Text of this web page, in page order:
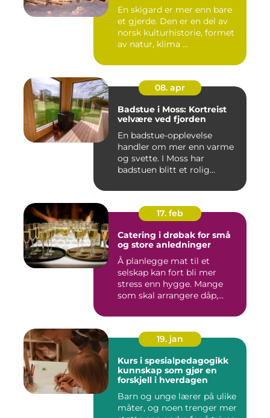
En skigard er mer enn bare
et gjerde. Den er en del av
norsk kulturhistorie, formet
av natur, klima ...
08. apr
Badstue i Moss: Kortreist
velvære ved fjorden
En badstue-opplevelse
handler om mer enn varme
og svette. I Moss har
badstuen blitt et rolig
17. feb
Catering i drøbak for små
og store anledninger
Å planlegge mat til et
selskap kan fort bli mer
stress enn hygge. Mange
som skal arrangere dåp,
19. jan
Kurs i spesialpedagogikk
kunnskap som gjør en
forskjell i hverdagen
Barn og unge lærer på ulike
måter, og noen trenger mer